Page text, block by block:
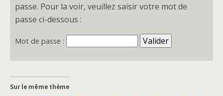
passe. Pour la voir, veuillez saisir votre mot de
passe ci-dessous :
Mot de passe :
Sur le même thème